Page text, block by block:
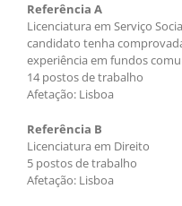
Referência A
Licenciatura em Serviço
candidato tenha
experiência em fundos
14 postos de trabalho
Afetação: Lisboa
Referência B
Licenciatura em Direito
5 postos de trabalho
Afetação: Lisboa